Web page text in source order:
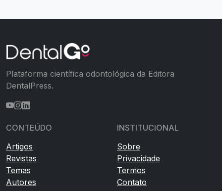
Plataforma científica odontológica da Editora
DentalPress.
CONTEÚDO
Artigos
Revistas
Temas
Autores
INSTITUCIONAL
Sobre
Privacidade
Termos
Contato